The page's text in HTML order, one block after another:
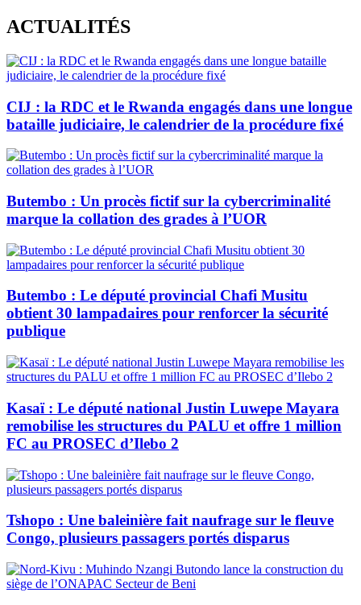
Skip
to
content
ACTUALITÉS
CIJ : la RDC et le Rwanda engagés dans une longue
bataille judiciaire, le calendrier de la procédure fixé
Butembo : Un procès fictif sur la cybercriminalité
marque la collation des grades à l’UOR
Butembo : Le député provincial Chafi Musitu
obtient 30 lampadaires pour renforcer la sécurité
publique
Kasaï : Le député national Justin Luwepe Mayara
remobilise les structures du PALU et offre 1 million
FC au PROSEC d’Ilebo 2
Tshopo : Une baleinière fait naufrage sur le fleuve
Congo, plusieurs passagers portés disparus